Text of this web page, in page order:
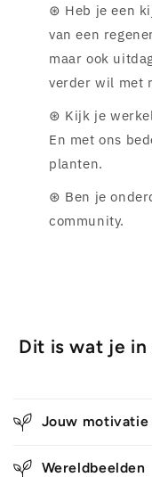
⊛ Heb je een
van een
maar ook
verder wil met
⊛ Kijk je
En met ons
planten.
⊛ Ben je
community.
Dit is wat je in
Jouw motivatie
Wereldbeelden